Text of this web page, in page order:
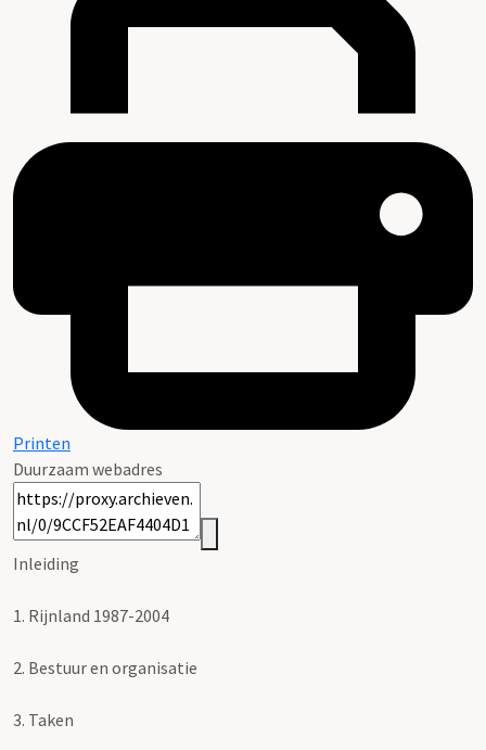
Printen
Duurzaam webadres
Inleiding
1. Rijnland 1987-2004
2. Bestuur en organisatie
3. Taken